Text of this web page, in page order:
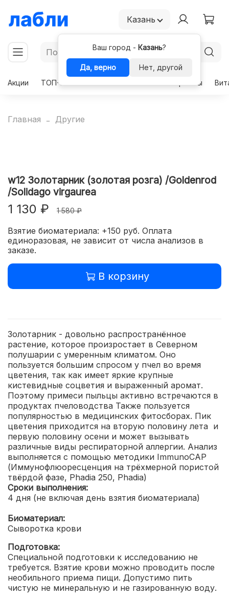
Казань
Ваш город - Казань?
Да, верно
Нет, другой
Акции
ТОП-50 Гормоны
Главная Другие
w12 Золотарник (золотая розга) /Goldenrod
/Solidago virgaurea
1 130 ₽ 1 580 ₽
Взятие биоматериала: +150 руб. Оплата
единоразовая, не зависит от числа анализов в
заказе.
В корзину
Золотарник - довольно распространённое
растение, которое произростает в Северном
полушарии с умеренным климатом. Оно
пользуется большим спросом у пчел во время
цветения, так как имеет яркие крупные
кистевидные соцветия и выраженный аромат.
Поэтому примеси пыльцы активно встречаются в
продуктах пчеловодства Также пользуется
популярностью в медицинских фитосборах. Пик
цветения приходится на вторую половину лета и
первую половину осени и может вызывать
различные виды респираторной аллергии. Анализ
выполняется с помощью методики ImmunoCAP
(Иммунофлюоресценция на трёхмерной пористой
твёрдой фазе, Phadia 250, Phadia)
Сроки выполнения:
4 дня (не включая день взятия биоматериала)
Биоматериал:
Сыворотка крови
Подготовка:
Специальной подготовки к исследованию не
требуется. Взятие крови можно проводить после
необильного приема пищи. Допустимо пить
чистую не минеральную и не газированную воду.